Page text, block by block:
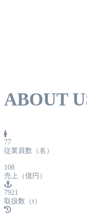
ABOUT
77
従業員数（名）
108
売上（億円）
7921
取扱数（t）